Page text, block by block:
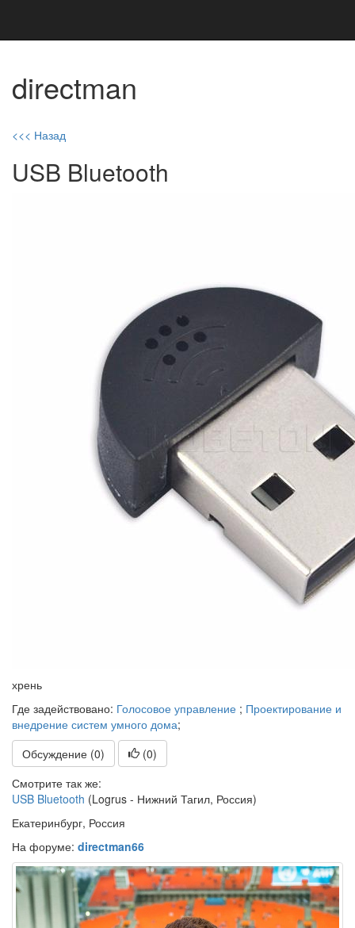
directman
<<< Назад
USB Bluetooth
хрень
Где задействовано: Голосовое управление ; Проектирование и
внедрение систем умного дома;
Обсуждение (0)
(0)
Смотрите так же:
USB Bluetooth (Logrus - Нижний Тагил, Россия)
Екатеринбург, Россия
На форуме: directman66